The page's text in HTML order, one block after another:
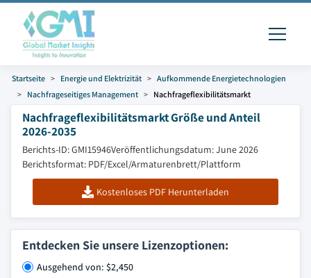
Startseite Energie und Elektrizität
Aufkommende Energietechnologien
Nachfrageseitiges Management
Nachfrageflexibilitätsmarkt
Nachfrageflexibilitätsmarkt Größe und Anteil
2026-2035
Berichts-ID: GMI15946Veröffentlichungsdatum: June 2026
Berichtsformat: PDF/Excel/Armaturenbrett/Plattform
Kostenloses PDF Herunterladen
Entdecken Sie unsere Lizenzoptionen:
Ausgehend von: $2,450